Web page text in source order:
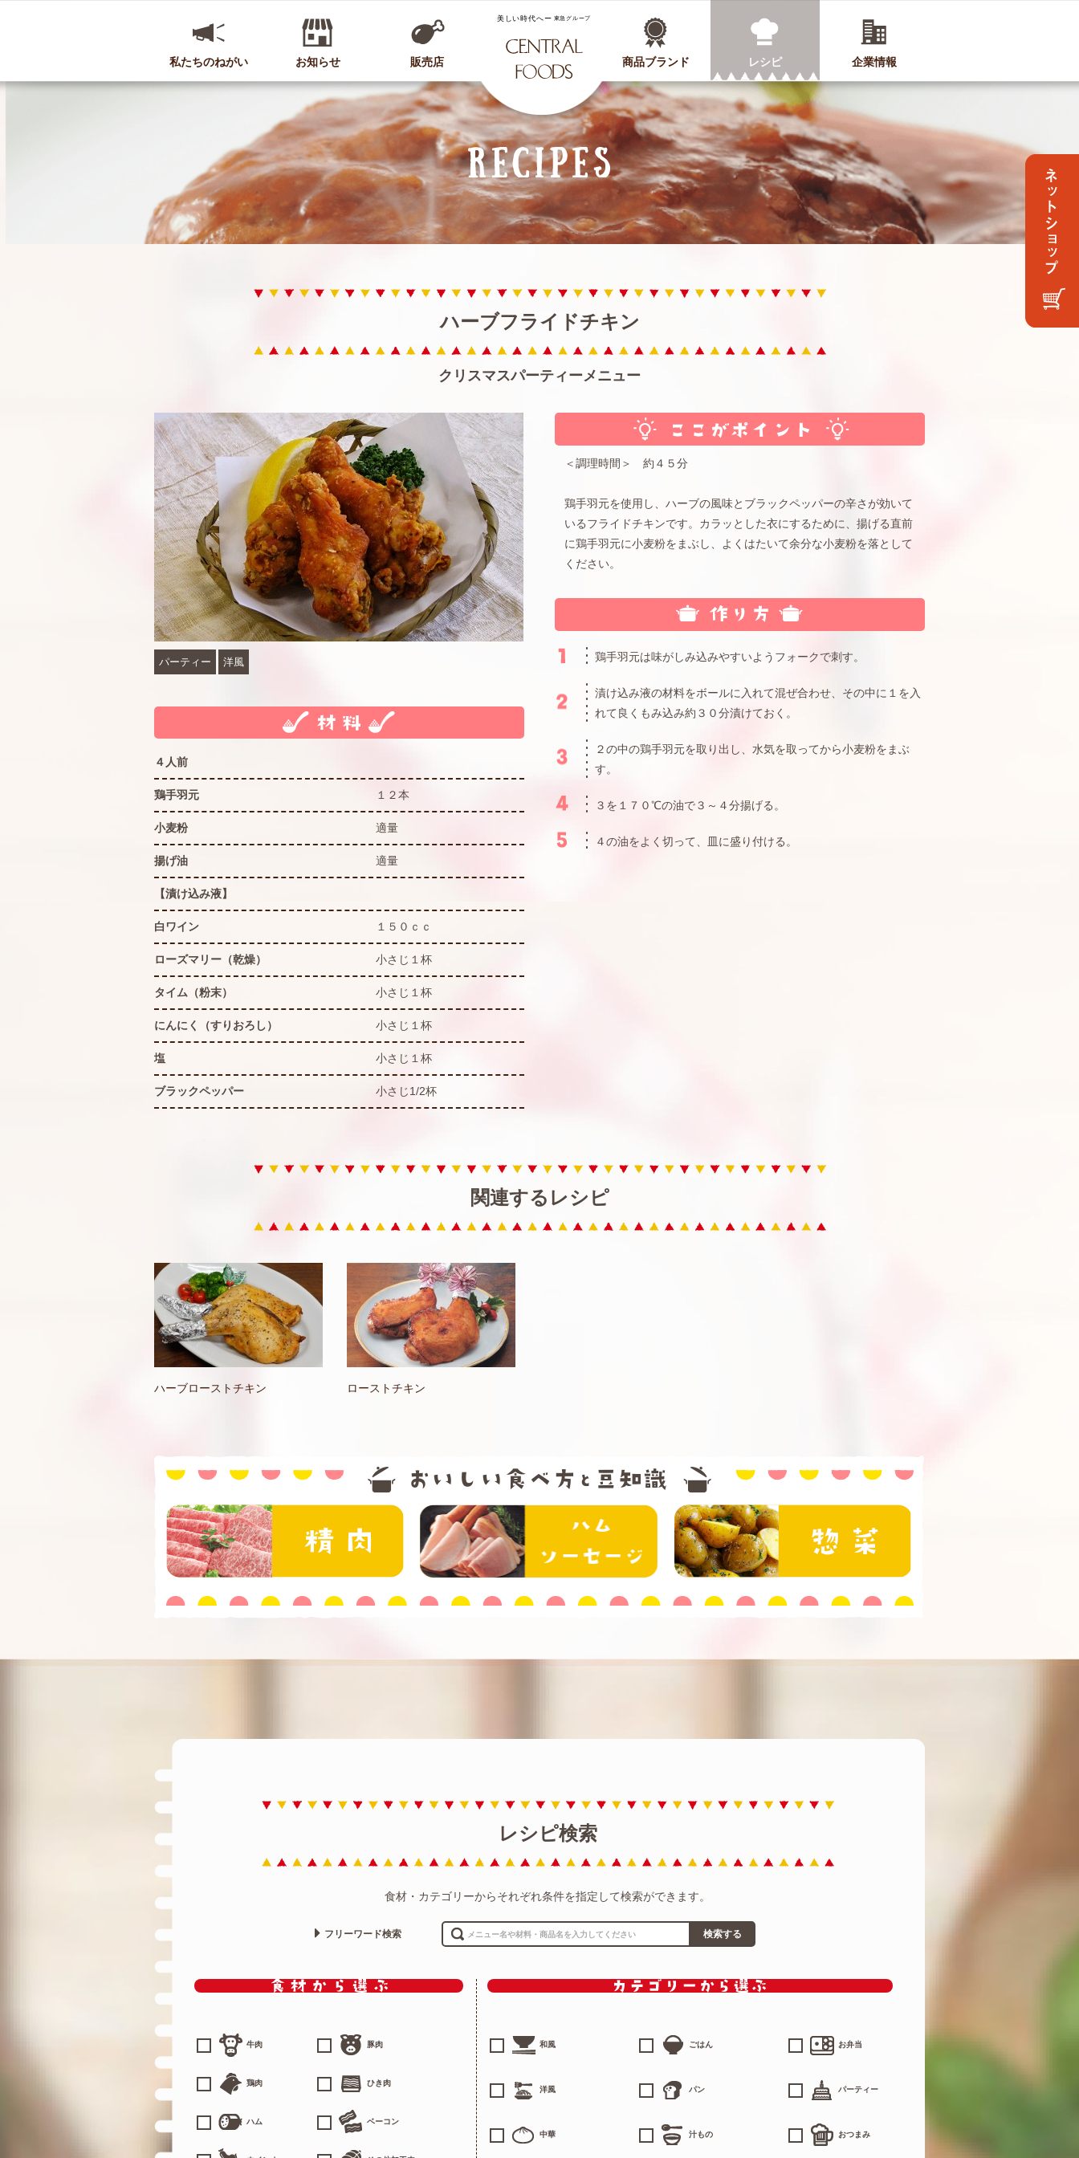
CENTRAL FOODS
私たちのねがい お知らせ 販売店 商品ブランド レシピ 企業情報
ハーブフライドチキン
クリスマスパーティーメニュー
パーティー 洋風
４人前
鶏手羽元 １２本
小麦粉 適量
揚げ油 適量
【漬け込み液】
白ワイン １５０ｃｃ
ローズマリー（乾燥） 小さじ１杯
タイム（粉末） 小さじ１杯
にんにく（すりおろし） 小さじ１杯
塩 小さじ１杯
ブラックペッパー 小さじ1/2杯
＜調理時間＞ 約４５分
鶏手羽元を使用し、ハーブの風味とブラックペッパーの辛さが効いて
いるフライドチキンです。カラッとした衣にするために、揚げる直前
に鶏手羽元に小麦粉をまぶし、よくはたいて余分な小麦粉を落として
ください。
鶏手羽元は味がしみ込みやすいようフォークで刺す。
漬け込み液の材料をボールに入れて混ぜ合わせ、その中に１を入
れて良くもみ込み約３０分漬けておく。
２の中の鶏手羽元を取り出し、水気を取ってから小麦粉をまぶ
す。
３を１７０℃の油で３～４分揚げる。
４の油をよく切って、皿に盛り付ける。
関連するレシピ
ハーブローストチキン ローストチキン
精肉 ハム・ソーセージ
レシピ検索
食材・カテゴリーからそれぞれ条件を指定して検索ができます。
フリーワード検索 検索する
牛肉 豚肉
鶏肉 ひき肉
ハム ベーコン
和風
洋風
中華
ごはん
パン
汁もの
お弁当
パーティー
おつまみ